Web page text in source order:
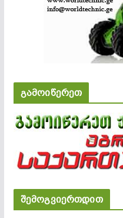
გამოიწერეთ
შემოგვიერთდით